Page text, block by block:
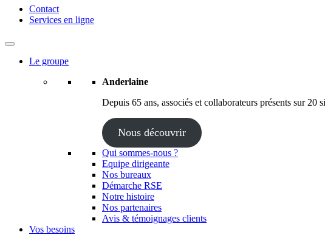
Anderlaine | Conseil – Expert comptable – Avocat – Audit
Contact
Services en ligne
Le groupe
Anderlaine
Depuis 65 ans, associés et collaborateurs présents sur 20
Nous découvrir
Qui sommes-nous ?
Equipe dirigeante
Nos bureaux
Démarche RSE
Notre histoire
Nos partenaires
Avis & témoignages clients
Vos besoins